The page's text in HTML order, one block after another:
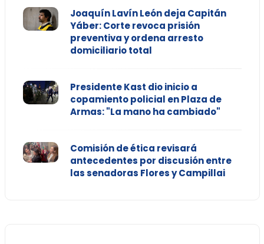
Joaquín Lavín León deja Capitán
Yáber: Corte revoca prisión
preventiva y ordena arresto
domiciliario total
Presidente Kast dio inicio a
copamiento policial en Plaza de
Armas: "La mano ha cambiado"
Comisión de ética revisará
antecedentes por discusión entre
las senadoras Flores y Campillai